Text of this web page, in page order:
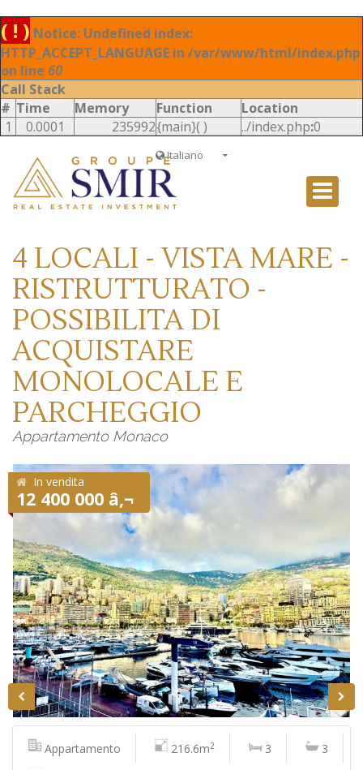
( ! ) Notice: Undefined index:
HTTP_ACCEPT_LANGUAGE in /var/www/html/index.php
on line 60
Call Stack
# Time Memory Function
Location
1
0.0001 235992{main}( ) ../index.php:0
Italiano
Italiano
4 LOCALI - VISTA MARE -
RISTRUTTURATO -
POSSIBILITA DI
ACQUISTARE
MONOLOCALE E
PARCHEGGIO
Appartamento Monaco
In vendita
12 400 000 â‚¬
Appartamento 216.6m2 3
3